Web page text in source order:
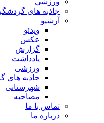
جاذبه های
آرشیو
ویدئو
عکس
گزارش
یادداشت
ورزشی
جاذبه های
شهرستانی
مصاحبه
تماس با ما
درباره ما